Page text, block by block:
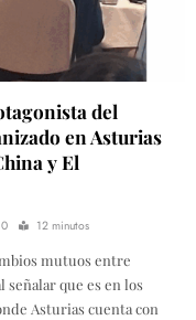
del
en Asturias
y El
0 12 minutos
mutuos entre
señalar que es en los
Asturias cuenta con